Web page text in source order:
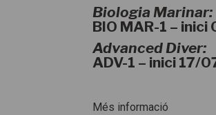
Biologia Marinar:
BIO MAR-1 – inici
Advanced Diver:
ADV-1 – inici 17/
Més informació